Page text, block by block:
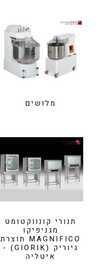
מלושים
תנורי קונווקטומט
מגניפיקו
MAGNIFICO תוצרת
גיוריק (GIORIK) -
איטליה